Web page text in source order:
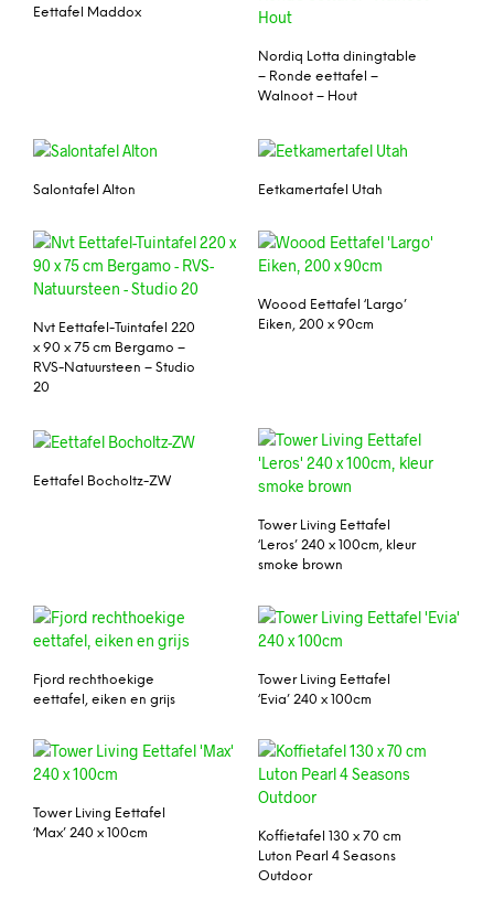
Eettafel Maddox
Nordiq Lotta diningtable
– Ronde eettafel –
Walnoot – Hout
Salontafel Alton Eetkamertafel Utah
Nvt Eettafel-Tuintafel 220
x 90 x 75 cm Bergamo –
RVS-Natuursteen – Studio
20
Woood Eettafel ‘Largo’
Eiken, 200 x 90cm
Eettafel Bocholtz-ZW
Tower Living Eettafel
‘Leros’ 240 x 100cm, kleur
smoke brown
Fjord rechthoekige
eettafel, eiken en grijs
Tower Living Eettafel
‘Evia’ 240 x 100cm
Tower Living Eettafel
‘Max’ 240 x 100cm
Koffietafel 130 x 70 cm
Luton Pearl 4 Seasons
Outdoor